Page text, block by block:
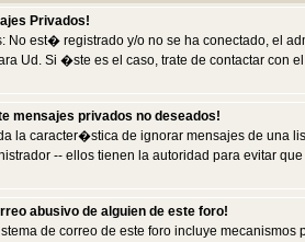
Privados!
No est� registrado y/o no se ha conectado, el
Ud. Si �ste es el caso, trate de contactar con
mensajes privados no deseados!
la caracter�stica de ignorar mensajes de una
-- ellos tienen la autoridad para evitar
abusivo de alguien de este foro!
de correo de este foro incluye